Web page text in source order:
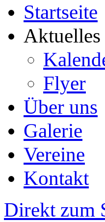
Startseite
Aktuelles
Flyer
Über uns
Galerie
Vereine
Kontakt
Direkt zum